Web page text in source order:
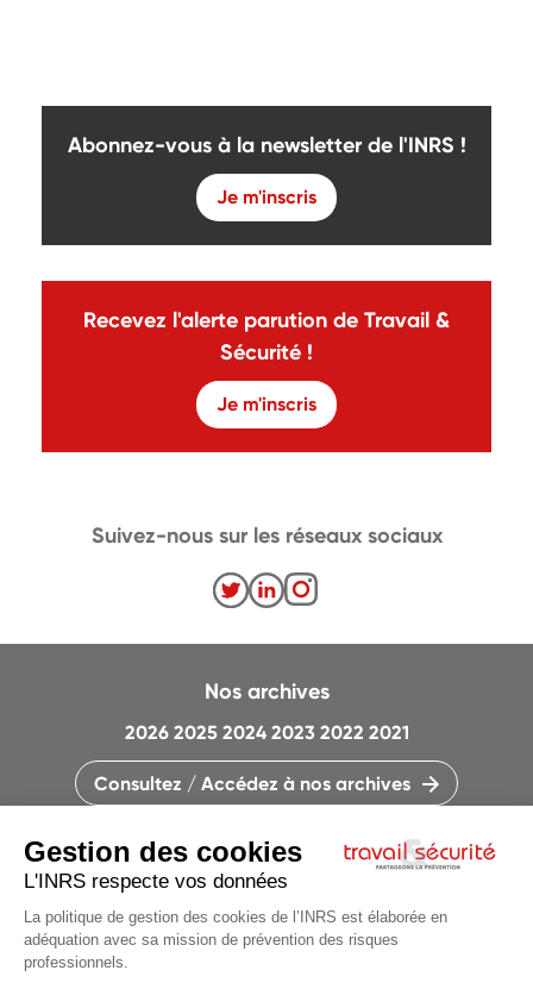
Abonnez-vous à la newsletter de l'INRS !
Je m'inscris
Recevez l'alerte parution de Travail &
Sécurité !
Je m'inscris
CONTACTEZ LA RÉDACTION
QUI SOMMES-NOUS ?
Nos archives
2026 2025 2024 2023 2022 2021
Consultez / Accédez à nos archives
Suivez-nous sur les réseaux sociaux